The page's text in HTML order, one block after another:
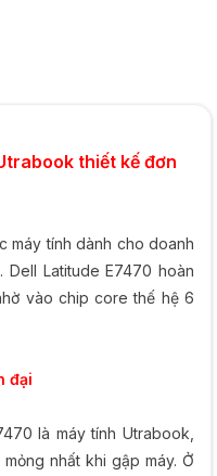
thiết kế đơn
máy tính dành cho doanh
Dell Latitude E7470 hoàn
vào chip core thế hệ 6
đại
là máy tính Utrabook,
nhất khi gập máy. Ở